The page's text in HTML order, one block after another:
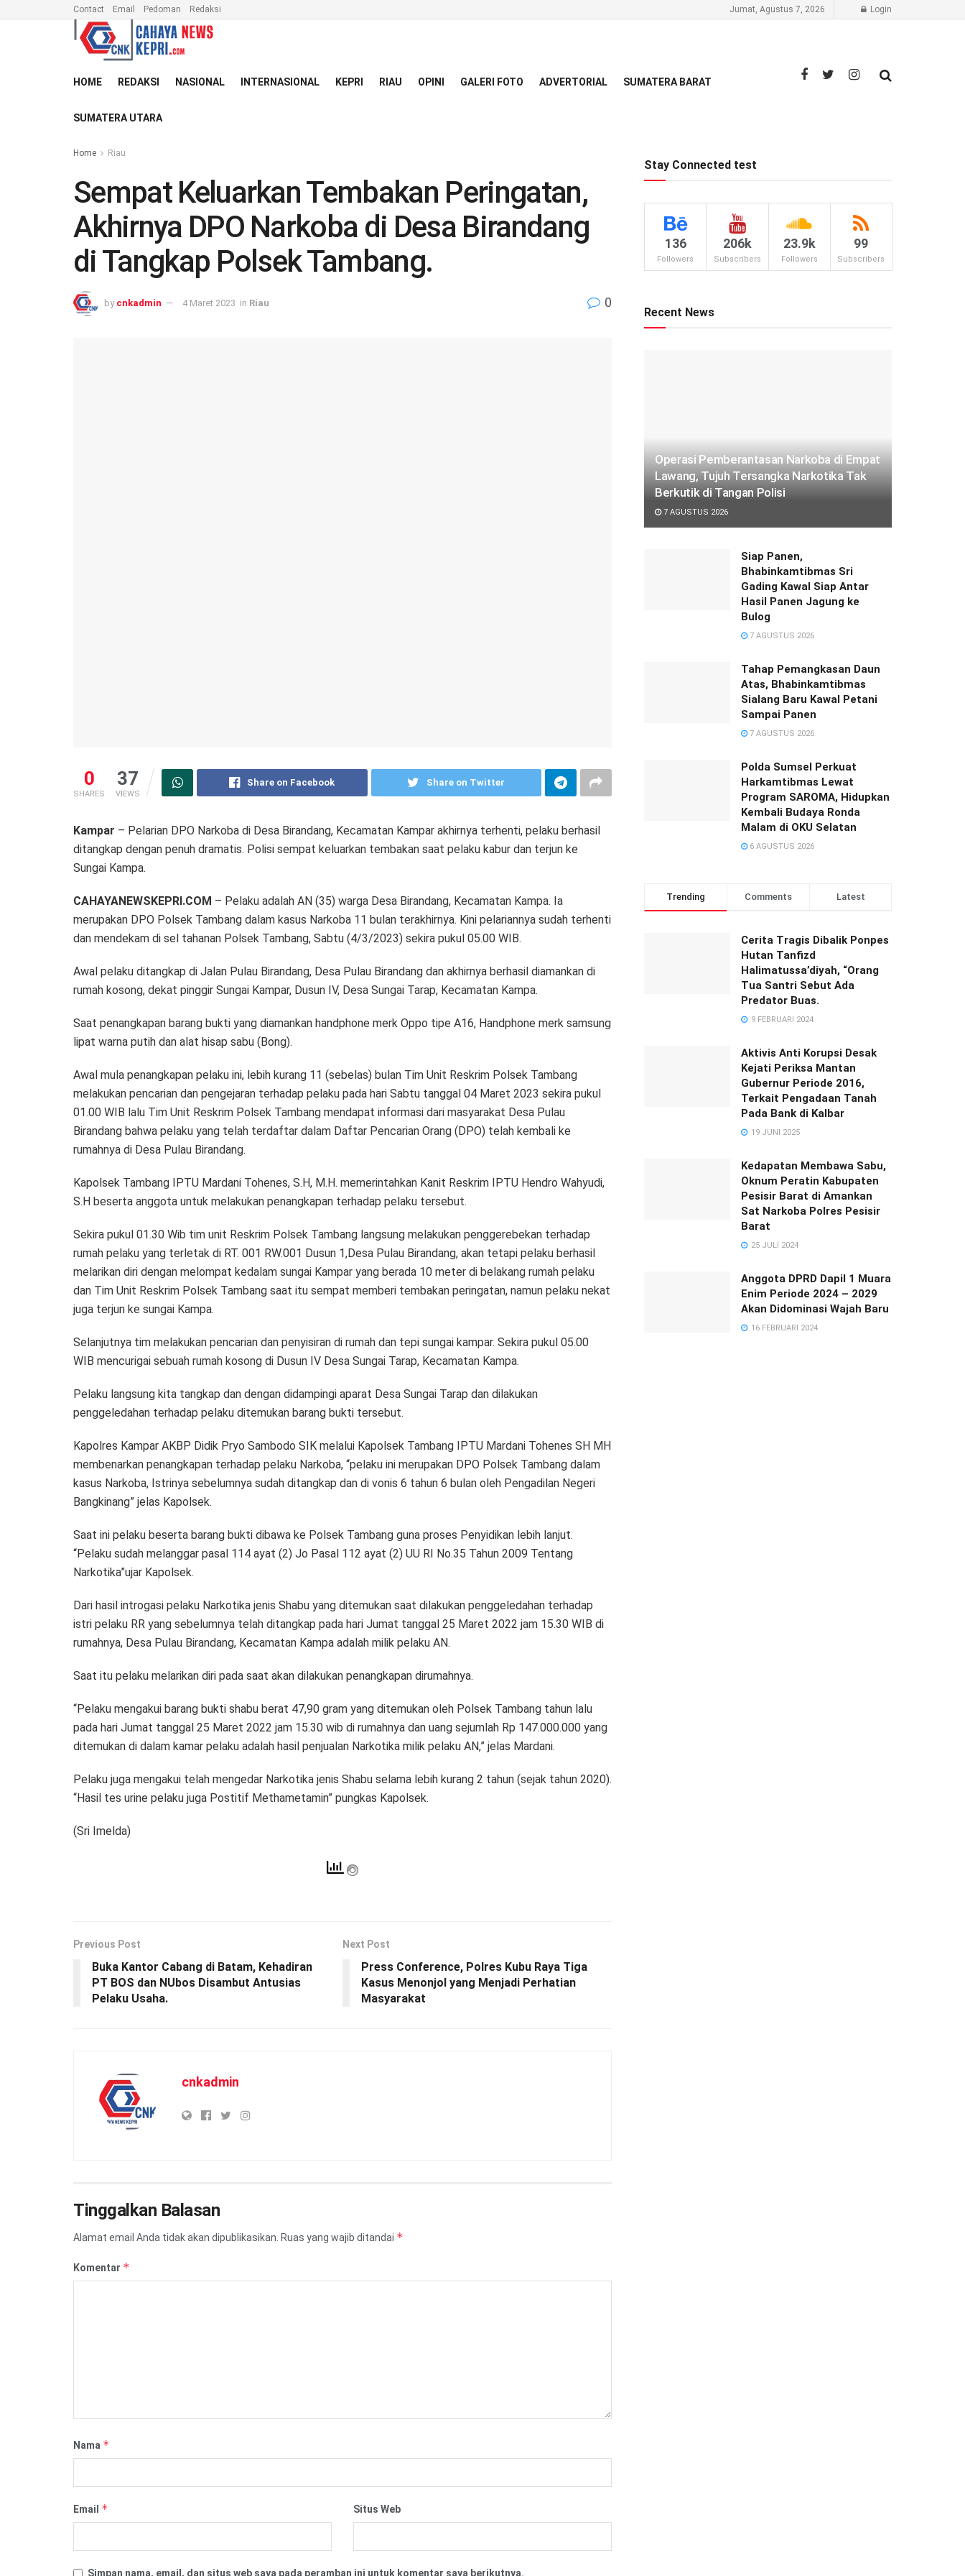
Contact Email Pedoman Redaksi Jumat, Agustus 7, 2026 Login
HOME REDAKSI NASIONAL INTERNASIONAL KEPRI RIAU OPINI GALERI FOTO ADVERTORIAL SUMATERA BARAT
SUMATERA UTARA
Home Riau
Sempat Keluarkan Tembakan Peringatan,
Akhirnya DPO Narkoba di Desa Birandang
di Tangkap Polsek Tambang.
by cnkadmin 4 Maret 2023 in Riau 0
0
SHARES
37
VIEWS
Share on Facebook Share on Twitter
Kampar – Pelarian DPO Narkoba di Desa Birandang, Kecamatan Kampar akhirnya terhenti, pelaku berhasil
ditangkap dengan penuh dramatis. Polisi sempat keluarkan tembakan saat pelaku kabur dan terjun ke
Sungai Kampa.
CAHAYANEWSKEPRI.COM – Pelaku adalah AN (35) warga Desa Birandang, Kecamatan Kampa. Ia
merupakan DPO Polsek Tambang dalam kasus Narkoba 11 bulan terakhirnya. Kini pelariannya sudah terhenti
dan mendekam di sel tahanan Polsek Tambang, Sabtu (4/3/2023) sekira pukul 05.00 WIB.
Awal pelaku ditangkap di Jalan Pulau Birandang, Desa Pulau Birandang dan akhirnya berhasil diamankan di
rumah kosong, dekat pinggir Sungai Kampar, Dusun IV, Desa Sungai Tarap, Kecamatan Kampa.
Saat penangkapan barang bukti yang diamankan handphone merk Oppo tipe A16, Handphone merk samsung
lipat warna putih dan alat hisap sabu (Bong).
Awal mula penangkapan pelaku ini, lebih kurang 11 (sebelas) bulan Tim Unit Reskrim Polsek Tambang
melakukan pencarian dan pengejaran terhadap pelaku pada hari Sabtu tanggal 04 Maret 2023 sekira pukul
01.00 WIB lalu Tim Unit Reskrim Polsek Tambang mendapat informasi dari masyarakat Desa Pulau
Birandang bahwa pelaku yang telah terdaftar dalam Daftar Pencarian Orang (DPO) telah kembali ke
rumahnya di Desa Pulau Birandang.
Kapolsek Tambang IPTU Mardani Tohenes, S.H, M.H. memerintahkan Kanit Reskrim IPTU Hendro Wahyudi,
S.H beserta anggota untuk melakukan penangkapan terhadap pelaku tersebut.
Sekira pukul 01.30 Wib tim unit Reskrim Polsek Tambang langsung melakukan penggerebekan terhadap
rumah pelaku yang terletak di RT. 001 RW.001 Dusun 1,Desa Pulau Birandang, akan tetapi pelaku berhasil
melarikan diri dengan melompat kedalam sungai Kampar yang berada 10 meter di belakang rumah pelaku
dan Tim Unit Reskrim Polsek Tambang saat itu sempat memberi tembakan peringatan, namun pelaku nekat
juga terjun ke sungai Kampa.
Selanjutnya tim melakukan pencarian dan penyisiran di rumah dan tepi sungai kampar. Sekira pukul 05.00
WIB mencurigai sebuah rumah kosong di Dusun IV Desa Sungai Tarap, Kecamatan Kampa.
Pelaku langsung kita tangkap dan dengan didampingi aparat Desa Sungai Tarap dan dilakukan
penggeledahan terhadap pelaku ditemukan barang bukti tersebut.
Kapolres Kampar AKBP Didik Pryo Sambodo SIK melalui Kapolsek Tambang IPTU Mardani Tohenes SH MH
membenarkan penangkapan terhadap pelaku Narkoba, “pelaku ini merupakan DPO Polsek Tambang dalam
kasus Narkoba, Istrinya sebelumnya sudah ditangkap dan di vonis 6 tahun 6 bulan oleh Pengadilan Negeri
Bangkinang” jelas Kapolsek.
Saat ini pelaku beserta barang bukti dibawa ke Polsek Tambang guna proses Penyidikan lebih lanjut.
“Pelaku sudah melanggar pasal 114 ayat (2) Jo Pasal 112 ayat (2) UU RI No.35 Tahun 2009 Tentang
Narkotika”ujar Kapolsek.
Dari hasil introgasi pelaku Narkotika jenis Shabu yang ditemukan saat dilakukan penggeledahan terhadap
istri pelaku RR yang sebelumnya telah ditangkap pada hari Jumat tanggal 25 Maret 2022 jam 15.30 WIB di
rumahnya, Desa Pulau Birandang, Kecamatan Kampa adalah milik pelaku AN.
Saat itu pelaku melarikan diri pada saat akan dilakukan penangkapan dirumahnya.
“Pelaku mengakui barang bukti shabu berat 47,90 gram yang ditemukan oleh Polsek Tambang tahun lalu
pada hari Jumat tanggal 25 Maret 2022 jam 15.30 wib di rumahnya dan uang sejumlah Rp 147.000.000 yang
ditemukan di dalam kamar pelaku adalah hasil penjualan Narkotika milik pelaku AN,” jelas Mardani.
Pelaku juga mengakui telah mengedar Narkotika jenis Shabu selama lebih kurang 2 tahun (sejak tahun 2020).
“Hasil tes urine pelaku juga Postitif Methametamin” pungkas Kapolsek.
(Sri Imelda)
Previous Post
Buka Kantor Cabang di Batam, Kehadiran
PT BOS dan NUbos Disambut Antusias
Pelaku Usaha.
Next Post
Press Conference, Polres Kubu Raya Tiga
Kasus Menonjol yang Menjadi Perhatian
Masyarakat
cnkadmin
Tinggalkan Balasan
Alamat email Anda tidak akan dipublikasikan. Ruas yang wajib ditandai *
Komentar *
Nama *
Email * Situs Web
Simpan nama, email, dan situs web saya pada peramban ini untuk komentar saya berikutnya.
Stay Connected test
136
Followers
206k
Subscribers
23.9k
Followers
99
Subscribers
Recent News
Operasi Pemberantasan Narkoba di Empat
Lawang, Tujuh Tersangka Narkotika Tak
Berkutik di Tangan Polisi
7 AGUSTUS 2026
Siap Panen,
Bhabinkamtibmas Sri
Gading Kawal Siap Antar
Hasil Panen Jagung ke
Bulog
7 AGUSTUS 2026
Tahap Pemangkasan Daun
Atas, Bhabinkamtibmas
Sialang Baru Kawal Petani
Sampai Panen
7 AGUSTUS 2026
Polda Sumsel Perkuat
Harkamtibmas Lewat
Program SAROMA, Hidupkan
Kembali Budaya Ronda
Malam di OKU Selatan
6 AGUSTUS 2026
Trending Comments Latest
Cerita Tragis Dibalik Ponpes
Hutan Tanfizd
Halimatussa’diyah, “Orang
Tua Santri Sebut Ada
Predator Buas.
9 FEBRUARI 2024
Aktivis Anti Korupsi Desak
Kejati Periksa Mantan
Gubernur Periode 2016,
Terkait Pengadaan Tanah
Pada Bank di Kalbar
19 JUNI 2025
Kedapatan Membawa Sabu,
Oknum Peratin Kabupaten
Pesisir Barat di Amankan
Sat Narkoba Polres Pesisir
Barat
25 JULI 2024
Anggota DPRD Dapil 1 Muara
Enim Periode 2024 – 2029
Akan Didominasi Wajah Baru
16 FEBRUARI 2024